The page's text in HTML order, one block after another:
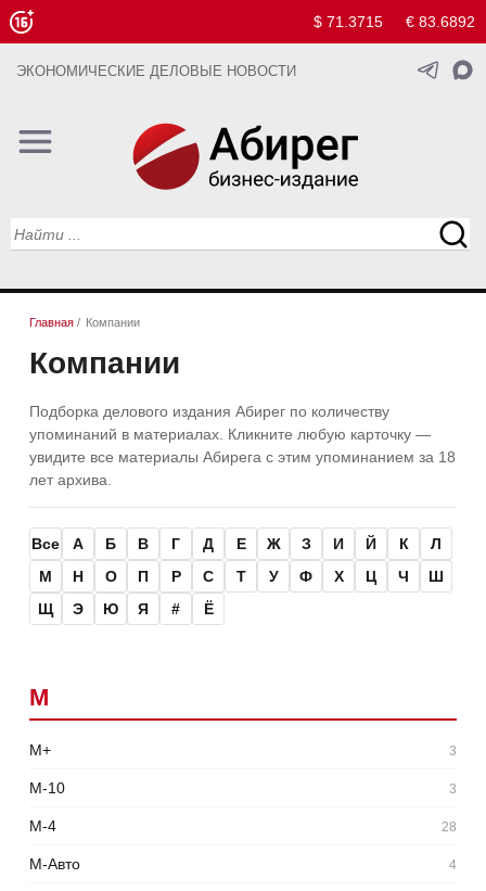
$ 71.3715 € 83.6892
ЭКОНОМИЧЕСКИЕ ДЕЛОВЫЕ НОВОСТИ
Главная / Компании
Компании
Подборка делового издания Абирег по количеству
упоминаний в материалах. Кликните любую карточку —
увидите все материалы Абирега с этим упоминанием за 18
лет архива.
Все А Б В Г Д Е Ж З И Й К
Л
М
Н О П Р С Т У Ф Х Ц Ч
Ш
Щ
Э Ю Я # Ё
М
М+ 3
М-10 3
М-4 28
М-Авто 4